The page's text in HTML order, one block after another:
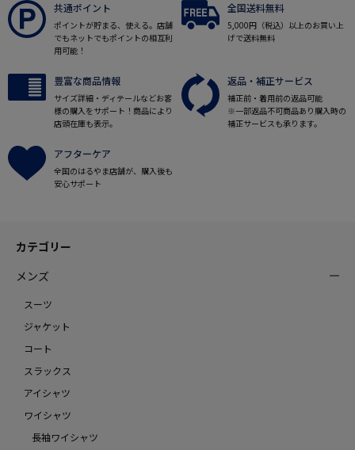
共通ポイント
ポイントが貯まる、使える。店舗
でもネットでもポイントの相互利
用可能！
全国送料無料
5,000円（税込）以上のお買い上
げで送料無料
豊富な商品情報
サイズ詳細・ディテールなどお客
様の購入をサポート！商品により
店頭在庫も表示。
返品・補正サービス
補正前・着用前の返品可能
※一部返品不可商品あり購入時の
補正サービスも承ります。
アフターケア
全国のはるやま店舗が、購入後も
安心サポート
カテゴリー
メンズ
スーツ
ジャケット
コート
スラックス
アイシャツ
ワイシャツ
長袖ワイシャツ